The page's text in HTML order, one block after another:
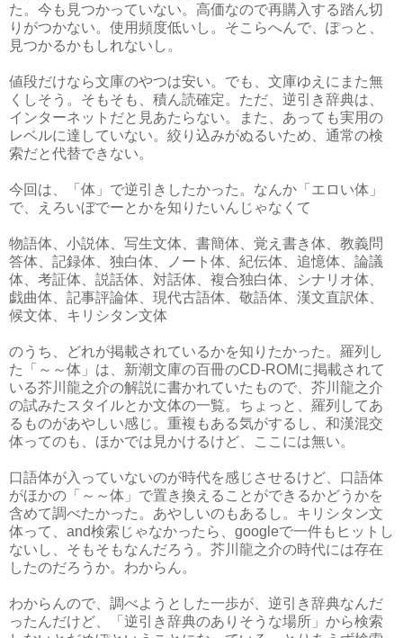
た。今も見つかっていない。高価なので再購入する踏ん切
りがつかない。使用頻度低いし。そこらへんで、ぽっと、
見つかるかもしれないし。
値段だけなら文庫のやつは安い。でも、文庫ゆえにまた無
くしそう。そもそも、積ん読確定。ただ、逆引き辞典は、
インターネットだと見あたらない。また、あっても実用の
レベルに達していない。絞り込みがぬるいため、通常の検
索だと代替できない。
今回は、「体」で逆引きしたかった。なんか「エロい体」
で、えろいぼでーとかを知りたいんじゃなくて
物語体、小説体、写生文体、書簡体、覚え書き体、教義問
答体、記録体、独白体、ノート体、紀伝体、追憶体、論議
体、考証体、説話体、対話体、複合独白体、シナリオ体、
戯曲体、記事評論体、現代古語体、敬語体、漢文直訳体、
候文体、キリシタン文体
のうち、どれが掲載されているかを知りたかった。羅列し
た「～～体」は、新潮文庫の百冊のCD-ROMに掲載されて
いる芥川龍之介の解説に書かれていたもので、芥川龍之介
の試みたスタイルとか文体の一覧。ちょっと、羅列してあ
るものがあやしい感じ。重複もある気がするし、和漢混交
体ってのも、ほかでは見かけるけど、ここには無い。
口語体が入っていないのが時代を感じさせるけど、口語体
がほかの「～～体」で置き換えることができるかどうかを
含めて調べたかった。あやしいのもあるし。キリシタン文
体って、and検索じゃなかったら、googleで一件もヒットし
ないし、そもそもなんだろう。芥川龍之介の時代には存在
したのだろうか。わからん。
わからんので、調べようとした一歩が、逆引き辞典なんだ
ったんだけど、「逆引き辞典のありそうな場所」から検索